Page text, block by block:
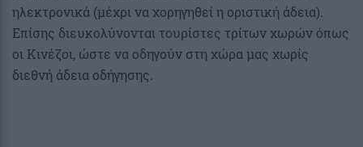
ηλεκτρονικά (μέχρι να χορηγηθεί η οριστική άδεια).
Επίσης διευκολύνονται τουρίστες τρίτων χωρών όπως
οι Κινέζοι, ώστε να οδηγούν στη χώρα μας χωρίς
διεθνή άδεια οδήγησης.